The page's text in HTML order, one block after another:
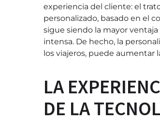
experiencia del cliente: el
personalizado, basado en el
sigue siendo la mayor
intensa. De hecho, la
los viajeros, puede aumentar
LA
DE LA